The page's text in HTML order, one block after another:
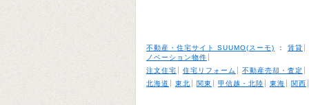
不動産・住宅サイト SUUMO(スーモ) ：
賃貸
ノベーション物件
注文住宅
住宅リフォーム
不動産売却・査定
北海道
東北 関東 甲信越・北陸 東海 関西